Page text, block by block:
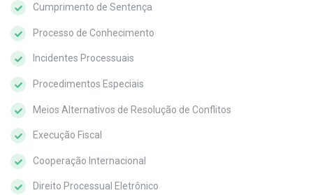
Cumprimento de Sentença
Processo de Conhecimento
Incidentes Processuais
Procedimentos Especiais
Meios Alternativos de Resolução de Conflitos
Execução Fiscal
Cooperação Internacional
Direito Processual Eletrônico